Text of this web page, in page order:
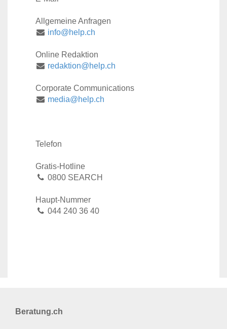
Allgemeine Anfragen
info@help.ch
Online Redaktion
redaktion@help.ch
Corporate Communications
media@help.ch
Telefon
Gratis-Hotline
0800 SEARCH
Haupt-Nummer
044 240 36 40
Beratung.ch